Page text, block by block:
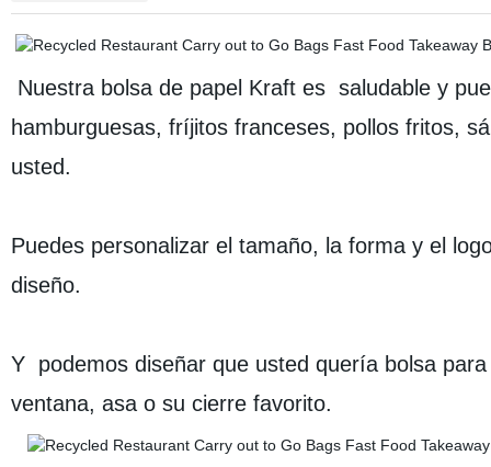
Nuestrabolsa de papel Kraft es saludable y
hamburguesas, fríjitos franceses, pollos fritos,
usted.
Puedes personalizar el tamaño, la forma y el
diseño.
Y podemos diseñar que usted quería bolsa
ventana, asa o su cierre favorito.